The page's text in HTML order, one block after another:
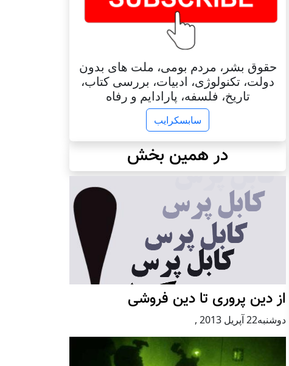
حقوق بشر، مردم بومی، ملت های بدون
دولت، تکنولوژی، ادبیات، بررسی کتاب،
تاریخ، فلسفه، پارادایم و رفاه
سابسکرایب
در همین بخش
از دین پروری تا دین فروشی
دوشنبه22 آپریل 2013 ,